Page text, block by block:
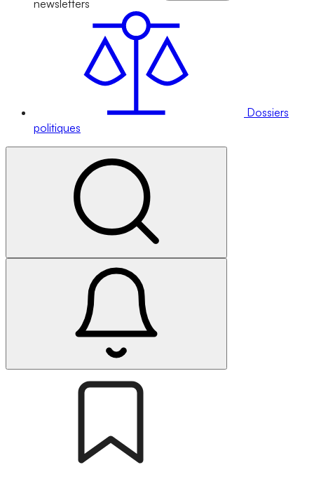
newsletters
Dossiers
politiques